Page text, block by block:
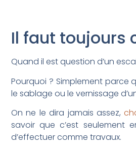
Il faut toujours
Quand il est question d’un
Pourquoi ? Simplement parce
le sablage ou le vernissage
On ne le dira jamais assez,
savoir que c’est seulement
d’effectuer comme travaux.